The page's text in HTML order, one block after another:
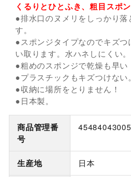
くるりとひとふき、粗目スポン
●排水口のヌメリをしっかり
す。
●スポンジタイプなのでキズつ
い取ります。水ハネしにくい。
●粗めのスポンジで乾燥も早い
●プラスチックもキズつけない。
●収納に場所をとりません！
●日本製。
商品管理番
号
生産地 日本